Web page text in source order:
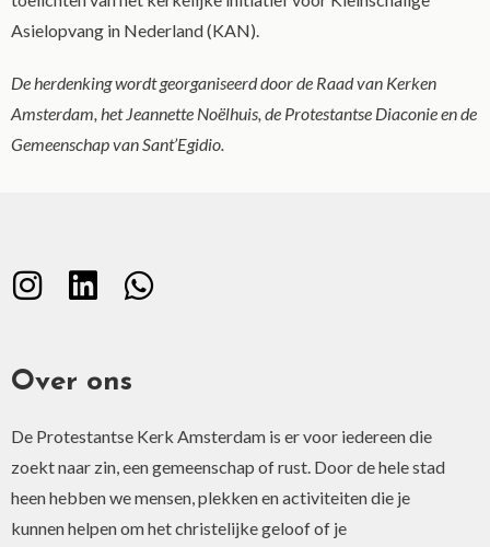
Asielopvang in Nederland (KAN).
De herdenking wordt georganiseerd door de Raad van Kerken
Amsterdam, het Jeannette Noëlhuis, de Protestantse Diaconie en de
Gemeenschap van Sant’Egidio.
Over ons
De Protestantse Kerk Amsterdam is er voor iedereen die
zoekt naar zin, een gemeenschap of rust. Door de hele stad
heen hebben we mensen, plekken en activiteiten die je
kunnen helpen om het christelijke geloof of je